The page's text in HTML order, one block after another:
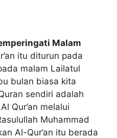
Malam
itu diturun pada
malam Lailatul
bulan biasa kita
sendiri adalah
Qur’an melalui
Muhammad
Al-Qur’an itu berada